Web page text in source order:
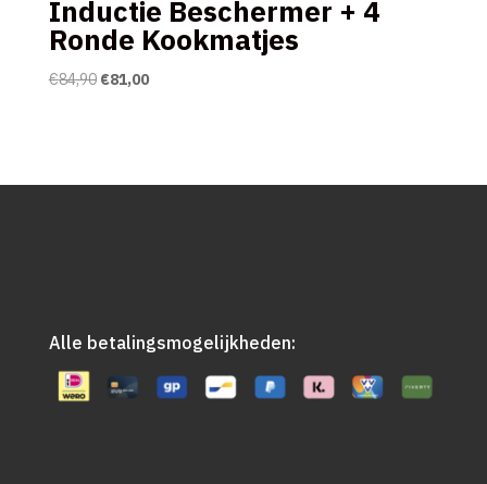
Inductie Beschermer + 4
Ronde Kookmatjes
€84,90 Oorspronkelijke
€81,00Huidige
Alle betalingsmogelijkheden: